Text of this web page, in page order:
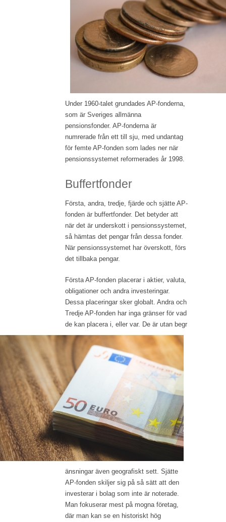
Under 1960-talet grundades AP-fonderna,
som är Sveriges allmänna
pensionsfonder. AP-fonderna är
numrerade från ett till sju, med undantag
för femte AP-fonden som lades ner när
pensionssystemet reformerades år 1998.
Buffertfonder
Första, andra, tredje, fjärde och sjätte AP-
fonden är buffertfonder. Det betyder att
när det är underskott i pensionssystemet,
så hämtas det pengar från dessa fonder.
När pensionssystemet har överskott, förs
det tillbaka pengar.
Första AP-fonden placerar i aktier, valuta,
obligationer och andra investeringar.
Dessa placeringar sker globalt. Andra och
Tredje AP-fonden har inga gränser för vad
de kan placera i, eller var. De är utan begr
änsningar även geografiskt sett. Sjätte
AP-fonden skiljer sig på så sätt att den
investerar i bolag som inte är noterade.
Man fokuserar mest på mogna företag,
där man kan se en historiskt hög